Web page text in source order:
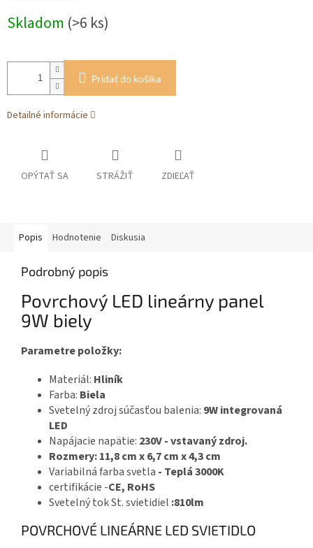
cena:
Skladom (>6 ks)
Pridať do košíka
Detailné informácie
OPÝTAŤ SA STRÁŽIŤ ZDIEĽAŤ
Popis Hodnotenie Diskusia
Podrobný popis
Povrchový LED lineárny panel
9W biely
Parametre položky:
Materiál: Hliník
Farba: Biela
Svetelný zdroj súčasťou balenia: 9W integrovaná
LED
Napájacie napätie: 230V - vstavaný zdroj.
Rozmery: 11,8 cm x 6,7 cm x 4,3 cm
Variabilná farba svetla - Teplá 3000K
certifikácie -CE, RoHS
Svetelný tok St. svietidiel :810lm
POVRCHOVÉ LINEÁRNE LED SVIETIDLO